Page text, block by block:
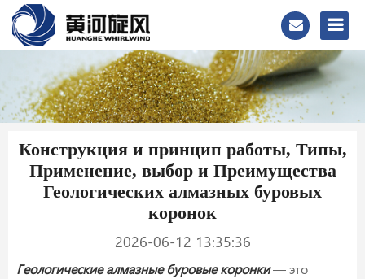
Конструкция и принцип работы, Типы,
Применение, выбор и Преимущества
Геологических алмазных буровых
коронок
2026-06-12 13:35:36
Геологические алмазные буровые коронки— это